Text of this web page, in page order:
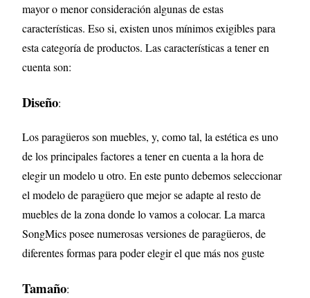
mayor o menor consideración algunas de estas
características. Eso si, existen unos mínimos exigibles para
esta categoría de productos. Las características a tener en
cuenta son:
Diseño:
Los paragüeros son muebles, y, como tal, la estética es uno
de los principales factores a tener en cuenta a la hora de
elegir un modelo u otro. En este punto debemos seleccionar
el modelo de paragüero que mejor se adapte al resto de
muebles de la zona donde lo vamos a colocar. La marca
SongMics posee numerosas versiones de paragüeros, de
diferentes formas para poder elegir el que más nos guste
Tamaño: